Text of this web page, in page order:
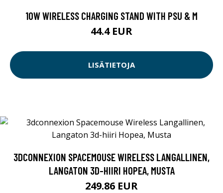
10W WIRELESS CHARGING STAND WITH PSU & M
44.4 EUR
LISÄTIETOJA
3DCONNEXION SPACEMOUSE WIRELESS LANGALLINEN,
LANGATON 3D-HIIRI HOPEA, MUSTA
249.86 EUR